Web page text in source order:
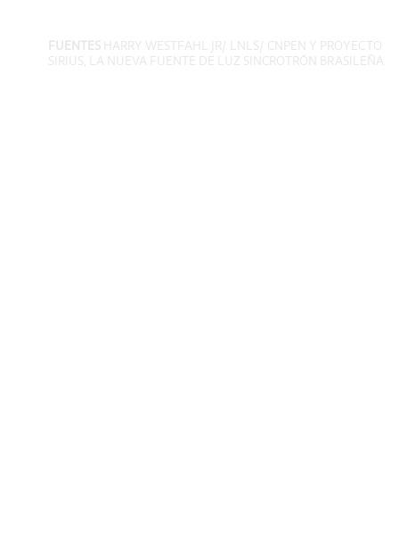
FUENTESHARRY WESTFAHL JR/ LNLS/ CNPEN Y PROYECTO
SIRIUS, LA NUEVA FUENTE DE LUZ SINCROTRÓN BRASILEÑA